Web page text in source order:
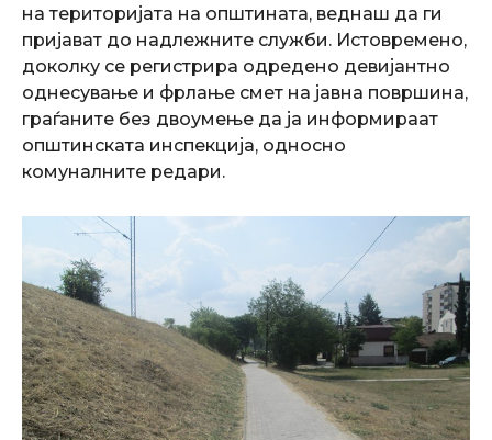
на територијата на општината, веднаш да ги
пријават до надлежните служби. Истовремено,
доколку се регистрира одредено девијантно
однесување и фрлање смет на јавна површина,
граѓаните без двоумење да ја информираат
општинската инспекција, односно
комуналните редари.